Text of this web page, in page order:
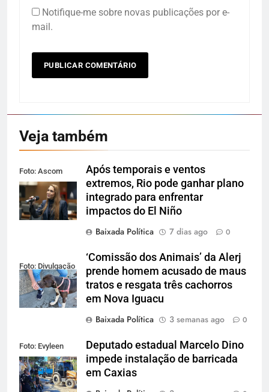
Notifique-me sobre novas publicações por e-
mail.
Veja também
Foto: Ascom
Alerj
Após temporais e ventos
extremos, Rio pode ganhar plano
integrado para enfrentar
impactos do El Niño
Baixada Política
7 dias ago 0
Foto: Divulgação
‘Comissão dos Animais’ da Alerj
prende homem acusado de maus
tratos e resgata três cachorros
em Nova Iguacu
Baixada Política
3 semanas ago 0
Foto: Evyleen
Freitas
Deputado estadual Marcelo Dino
impede instalação de barricada
em Caxias